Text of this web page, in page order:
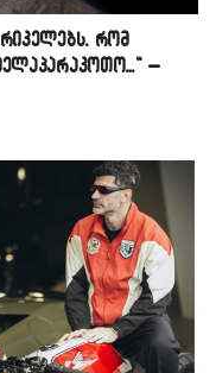
რომ
–